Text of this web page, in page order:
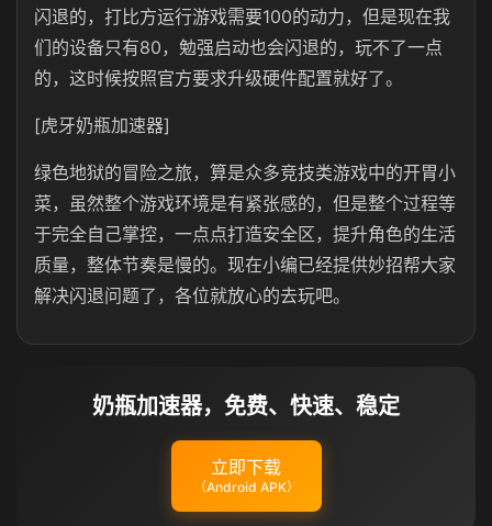
闪退的，打比方运行游戏需要100的动力，但是现在我
们的设备只有80，勉强启动也会闪退的，玩不了一点
的，这时候按照官方要求升级硬件配置就好了。
[虎牙奶瓶加速器]
绿色地狱的冒险之旅，算是众多竞技类游戏中的开胃小
菜，虽然整个游戏环境是有紧张感的，但是整个过程等
于完全自己掌控，一点点打造安全区，提升角色的生活
质量，整体节奏是慢的。现在小编已经提供妙招帮大家
解决闪退问题了，各位就放心的去玩吧。
奶瓶加速器，免费、快速、稳定
立即下载
（Android APK）